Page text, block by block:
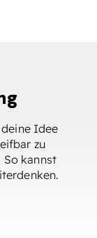
Idee
zu
So kannst